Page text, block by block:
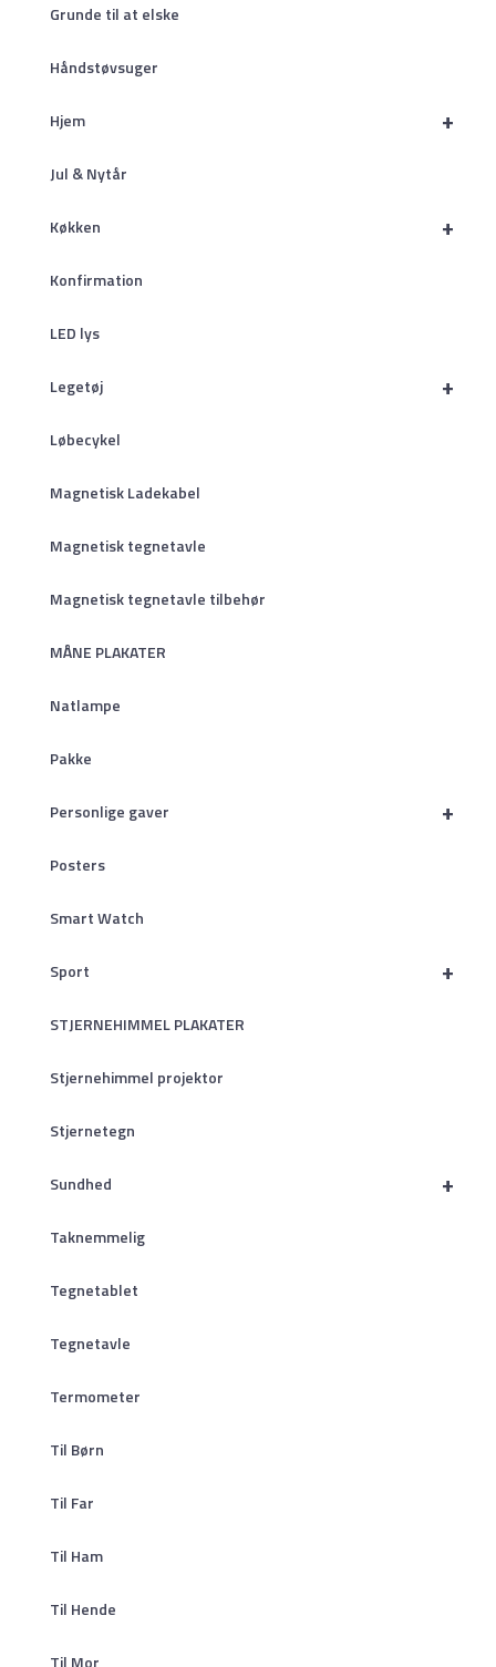
Grunde til at elske
Håndstøvsuger
+
Hjem
Jul & Nytår
+
Køkken
Konfirmation
LED lys
+
Legetøj
Løbecykel
Magnetisk Ladekabel
Magnetisk tegnetavle
Magnetisk tegnetavle tilbehør
MÅNE PLAKATER
Natlampe
Pakke
+
Personlige gaver
Posters
Smart Watch
+
Sport
STJERNEHIMMEL PLAKATER
Stjernehimmel projektor
Stjernetegn
+
Sundhed
Taknemmelig
Tegnetablet
Tegnetavle
Termometer
Til Børn
Til Far
Til Ham
Til Hende
Til Mor